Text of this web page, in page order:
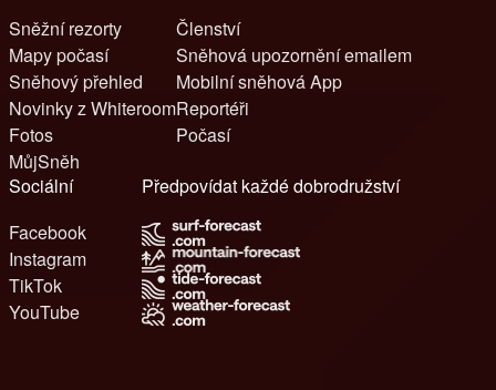
Sněžní rezorty
Mapy počasí
Sněhový přehled
Novinky z Whiteroom
Fotos
MůjSněh
Členství
Sněhová upozornění emailem
Mobilní sněhová App
Reportéři
Počasí
Sociální
Facebook
Instagram
TikTok
YouTube
Předpovídat každé dobrodružství